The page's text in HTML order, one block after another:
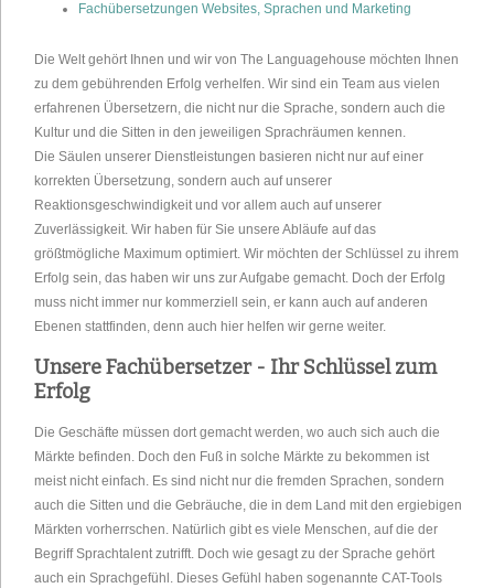
Fachübersetzungen Websites, Sprachen und Marketing
Die Welt gehört Ihnen und wir von The Languagehouse möchten Ihnen
zu dem gebührenden Erfolg verhelfen. Wir sind ein Team aus vielen
erfahrenen Übersetzern, die nicht nur die Sprache, sondern auch die
Kultur und die Sitten in den jeweiligen Sprachräumen kennen.
Die Säulen unserer Dienstleistungen basieren nicht nur auf einer
korrekten Übersetzung, sondern auch auf unserer
Reaktionsgeschwindigkeit und vor allem auch auf unserer
Zuverlässigkeit. Wir haben für Sie unsere Abläufe auf das
größtmögliche Maximum optimiert. Wir möchten der Schlüssel zu ihrem
Erfolg sein, das haben wir uns zur Aufgabe gemacht. Doch der Erfolg
muss nicht immer nur kommerziell sein, er kann auch auf anderen
Ebenen stattfinden, denn auch hier helfen wir gerne weiter.
Unsere Fachübersetzer - Ihr Schlüssel zum
Erfolg
Die Geschäfte müssen dort gemacht werden, wo auch sich auch die
Märkte befinden. Doch den Fuß in solche Märkte zu bekommen ist
meist nicht einfach. Es sind nicht nur die fremden Sprachen, sondern
auch die Sitten und die Gebräuche, die in dem Land mit den ergiebigen
Märkten vorherrschen. Natürlich gibt es viele Menschen, auf die der
Begriff Sprachtalent zutrifft. Doch wie gesagt zu der Sprache gehört
auch ein Sprachgefühl. Dieses Gefühl haben sogenannte CAT-Tools